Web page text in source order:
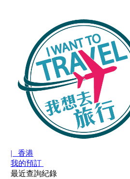
| 香港
我的預訂
最近查詢紀錄